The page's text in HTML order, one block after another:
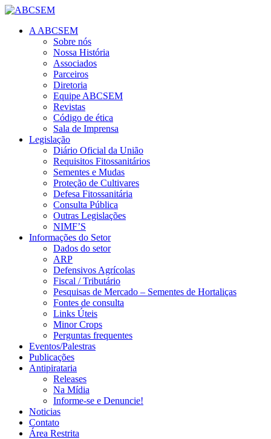
A ABCSEM
Sobre nós
Nossa História
Associados
Parceiros
Diretoria
Equipe ABCSEM
Revistas
Código de ética
Sala de Imprensa
Legislação
Diário Oficial da União
Requisitos Fitossanitários
Sementes e Mudas
Proteção de Cultivares
Defesa Fitossanitária
Consulta Pública
Outras Legislações
NIMF’S
Informações do Setor
Dados do setor
ARP
Defensivos Agrícolas
Fiscal / Tributário
Pesquisas de Mercado – Sementes de Hortaliças
Fontes de consulta
Links Úteis
Minor Crops
Perguntas frequentes
Eventos/Palestras
Publicações
Antipirataria
Releases
Na Mídia
Informe-se e Denuncie!
Noticias
Contato
Área Restrita